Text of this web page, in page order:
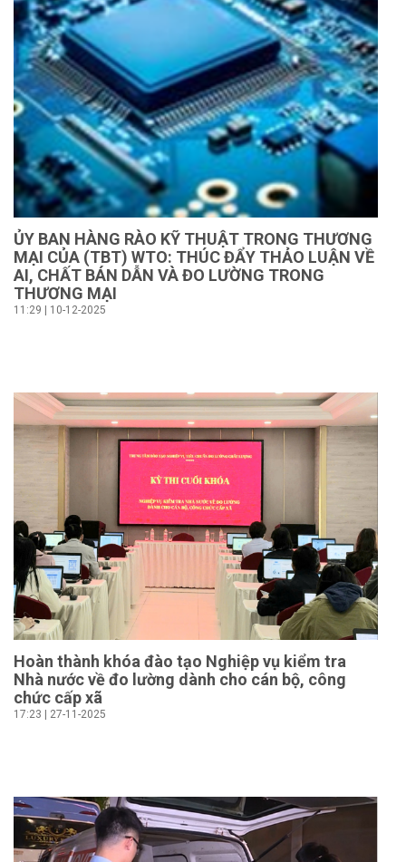
ỦY BAN HÀNG RÀO KỸ THUẬT TRONG THƯƠNG
MẠI CỦA (TBT) WTO: THÚC ĐẨY THẢO LUẬN VỀ
AI, CHẤT BÁN DẪN VÀ ĐO LƯỜNG TRONG
THƯƠNG MẠI
11:29 | 10-12-2025
Hoàn thành khóa đào tạo Nghiệp vụ kiểm tra
Nhà nước về đo lường dành cho cán bộ, công
chức cấp xã
17:23 | 27-11-2025